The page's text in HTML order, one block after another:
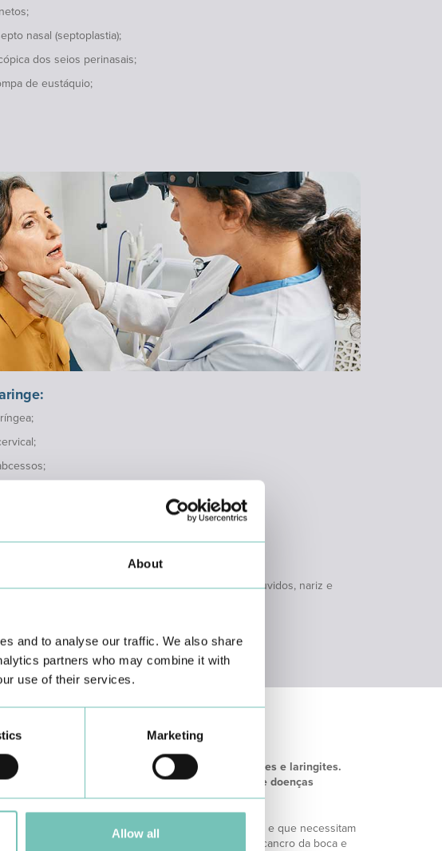
About
and to analyse our traffic. We also share
partners who may combine it with
use of their services.
Marketing
Allow all
nasal (septoplastia);
dos seios perinasais;
de eustáquio;
Cerebral; Raio X do Cavum Faríngeo; TAC dos ouvidos, nariz e
tímpano, rinite, rinossinusites, amigdalites, faringites e laringites.
equilíbrio (como as vertigens), paralisias faciais e doenças
aos quais se deve prestar particular atenção e que necessitam
parte do seu médico otorrino, de pólipos nasais, cancro da boca e